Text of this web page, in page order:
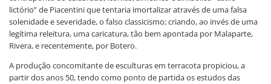
lictório” de Piacentini que tentaria imortalizar através de uma falsa
solenidade e severidade, o falso classicismo; criando, ao invés de uma
legítima releitura, uma caricatura, tão bem apontada por Malaparte,
Rivera, e recentemente, por Botero.
A produção concomitante de esculturas em terracota propiciou, a
partir dos anos 50, tendo como ponto de partida os estudos das